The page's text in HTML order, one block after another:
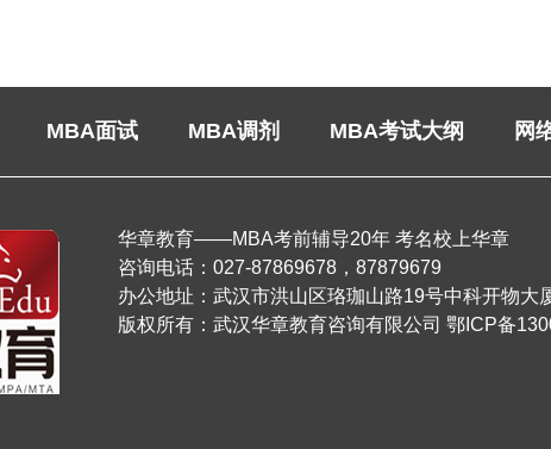
MBA面试 MBA调剂 MBA考试大纲 网
华章教育——MBA考前辅导20年 考名校上华章
咨询电话：027-87869678，87879679
办公地址：武汉市洪山区珞珈山路19号中科
版权所有：武汉华章教育咨询有限公司 鄂ICP备